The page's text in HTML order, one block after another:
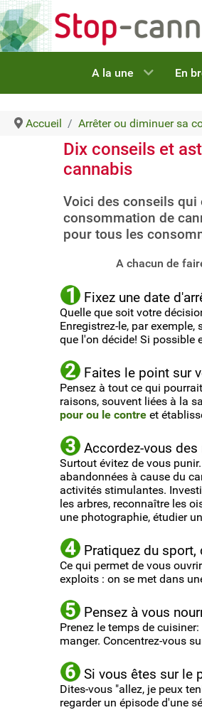
A la une En
Accueil Arrêter ou diminuer sa
Dix conseils et
cannabis
Voici des conseils qui
consommation de
pour tous les
A chacun de
Fixez une date
Quelle que soit votre
Enregistrez-le, par
que l'on décide! Si possible
Faites le point sur
Pensez à tout ce qui
raisons, souvent liées à la
pour ou le contre et
Accordez-vous
Surtout évitez de vous
abandonnées à cause du
activités stimulantes.
les arbres, reconnaître les
une photographie, étudier
Pratiquez du sport,
Ce qui permet de vous
exploits : on se met dans
Pensez à vous
Prenez le temps de
manger. Concentrez-vous
Si vous êtes sur le
Dites-vous "allez, je peux
regarder un épisode d'une